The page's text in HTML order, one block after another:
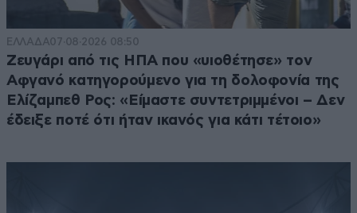
ΕΛΛΑΔΑ07·08·2026 08:50
Ζευγάρι από τις ΗΠΑ που «υιοθέτησε» τον
Αφγανό κατηγορούμενο για τη δολοφονία της
Ελίζαμπεθ Ρος: «Είμαστε συντετριμμένοι – Δεν
έδειξε ποτέ ότι ήταν ικανός για κάτι τέτοιο»